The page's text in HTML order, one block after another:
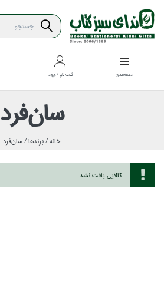
دسته‌بندي ثبت نام / ورود
سان‌فرد
خانه /برندها /سان‌فرد
كالايي يافت نشد